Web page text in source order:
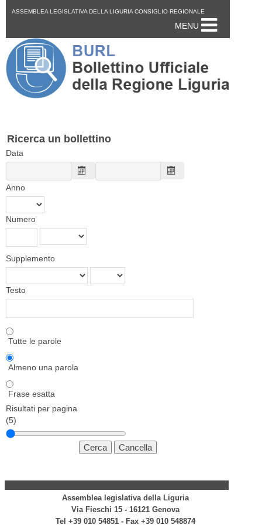
ASSEMBLEA LEGISLATIVA DELLA LIGURIA CONSIGLIO REGIONALE
MENU
Ricerca un bollettino
Data
Anno
Numero
Supplemento
Testo
Tutte le parole
Almeno una parola
Frase esatta
Risultati per pagina
(5)
Assemblea legislativa della Liguria
Via Fieschi 15 - 16121 Genova
Tel +39 010 54851 - Fax +39 010 548874